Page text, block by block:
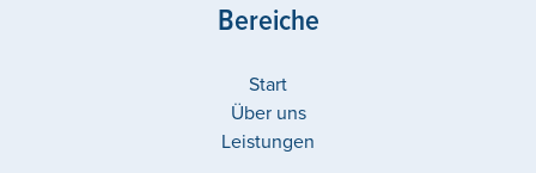
Bereiche
Start
Über uns
Leistungen